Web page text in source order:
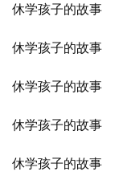
休学孩子的故事
休学孩子的故事
休学孩子的故事
休学孩子的故事
休学孩子的故事